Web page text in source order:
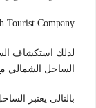
Tourist Company
لذلك استكشاف
الساحل
بالتالى يعتبر